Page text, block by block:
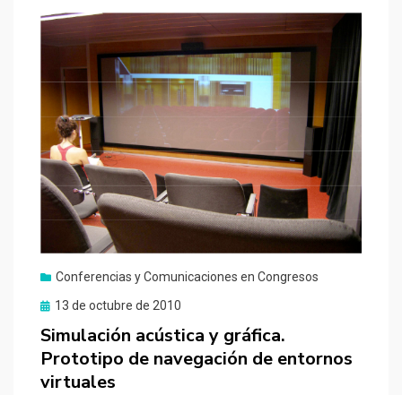
Conferencias y Comunicaciones en Congresos
Publicado
13 de octubre de 2010
Simulación acústica y gráfica.
Prototipo de navegación de entornos
virtuales